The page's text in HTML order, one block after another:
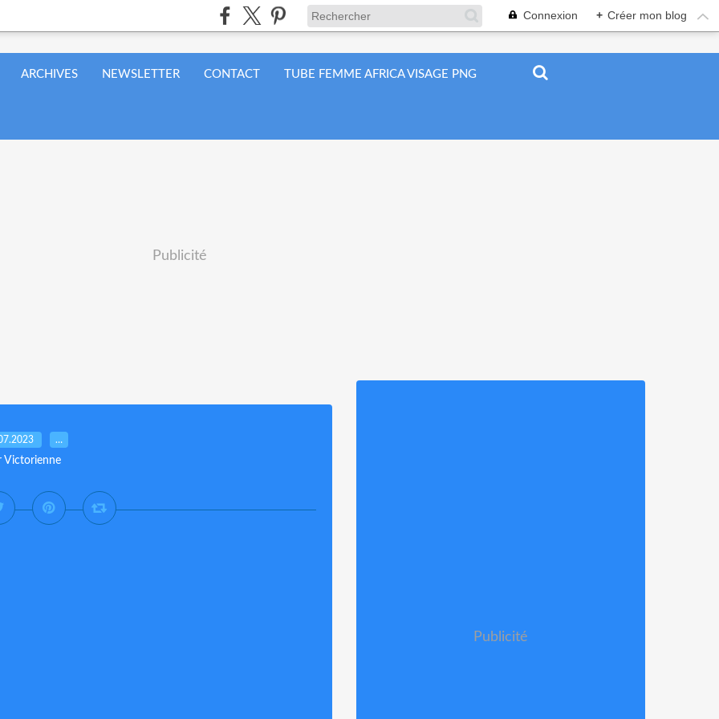
Connexion + Créer mon blog
ARCHIVES NEWSLETTER CONTACT TUBE FEMME AFRICA VISAGE PNG
Publicité
…
Victorienne
Publicité